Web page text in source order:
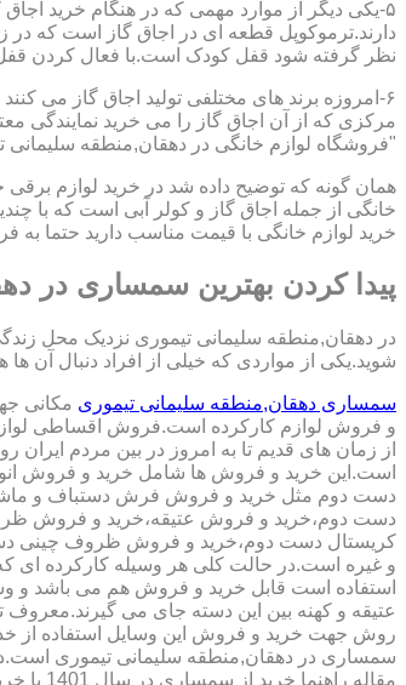
۵-یکی دیگر از موارد مهمی که در هنگام خرید
دارند.ترموکوپل قطعه ای در اجاق گاز است که در
نظر گرفته شود قفل کودک است.با فعال کردن قفل
۶-امروزه برند های مختلفی تولید اجاق گاز می
مرکزی که از آن اجاق گاز را می خرید نمایندگی
"فروشگاه لوازم خانگی در دهقان,منطقه سلیمانی
همان گونه که توضیح داده شد در خرید لوازم برقی
خانگی از جمله اجاق گاز و کولر آبی است که
خرید لوازم خانگی با قیمت مناسب دارید حتما به
پیدا کردن بهترین سمساری در
در دهقان,منطقه سلیمانی تیموری نزدیک محل
شوید.یکی از مواردی که خیلی از افراد دنبال آن ها هستند
سمساری دهقان,منطقه سلیمانی تیموری مکانی
و فروش لوازم کارکرده است.فروش اقساطی
از زمان های قدیم تا به امروز در بین مردم ایران
است.این خرید و فروش ها شامل خرید و فروش
دست دوم مثل خرید و فروش فرش دستباف و
دست دوم،خرید و فروش عتیقه،خرید و فروش
کریستال دست دوم،خرید و فروش ظروف چینی
و غیره است.در حالت کلی هر وسیله کارکرده ای
استفاده است قابل خرید و فروش هم می باشد و
عتیقه و کهنه بین این دسته جای می گیرند.معروف
روش جهت خرید و فروش این وسایل استفاده از
سمساری در دهقان,منطقه سلیمانی تیموری
مقاله راهنما خرید